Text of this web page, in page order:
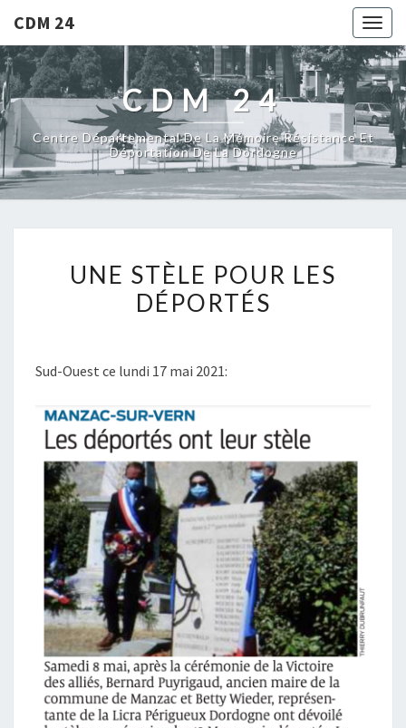
CDM 24
CDM 24
Centre Départemental De La Mémoire Résistance Et
Déportation De La Dordogne
STÈLE
POUR
UNE STÈLE POUR LES
DÉPORTÉS
Sud-Ouest ce lundi 17 mai 2021: